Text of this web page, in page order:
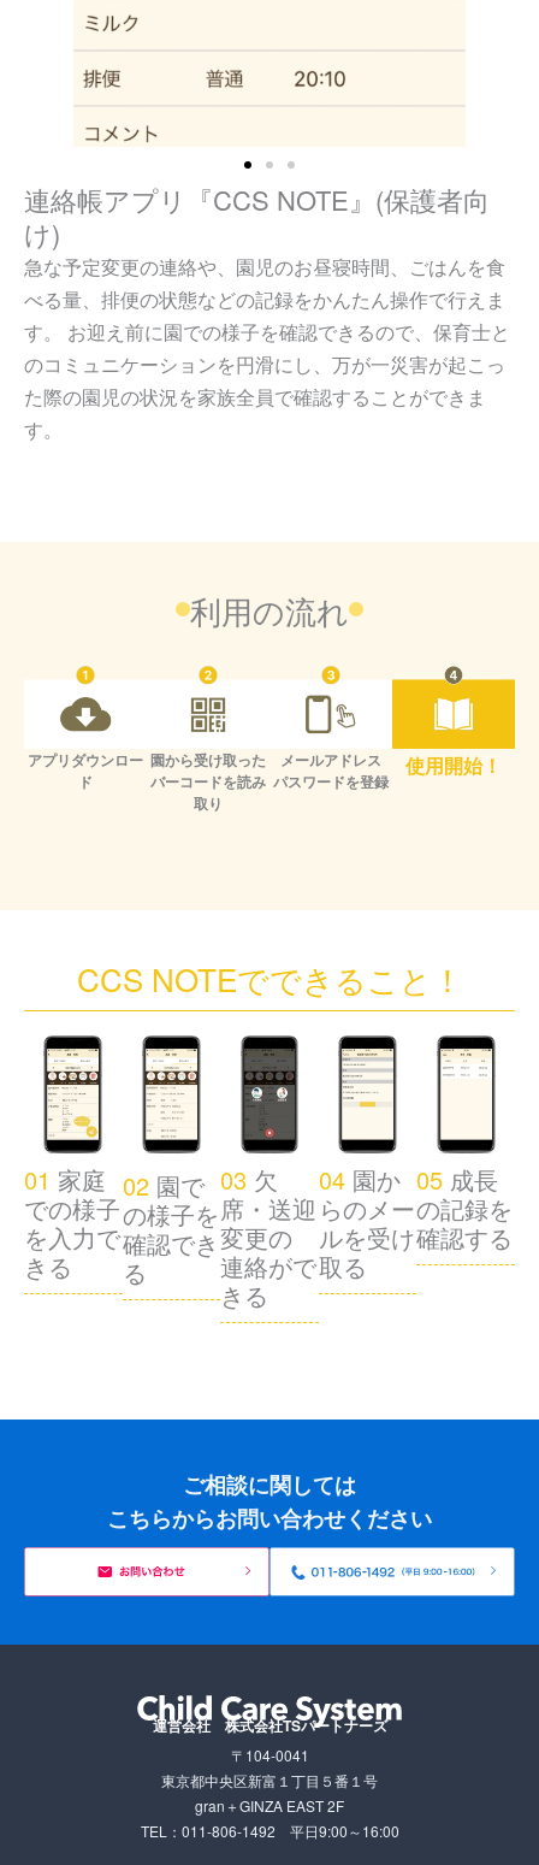
連絡帳アプリ『CCS NOTE』(保護者向
け)
急な予定変更の連絡や、園児のお昼寝時間、ごはんを食
べる量、排便の状態などの記録をかんたん操作で行えま
す。 お迎え前に園での様子を確認できるので、保育士と
のコミュニケーションを円滑にし、万が一災害が起こっ
た際の園児の状況を家族全員で確認することができま
す。
利用の流れ
アプリダウンロー
ド
園から受け取った
バーコードを読み
取り
メールアドレス
パスワードを登録
使用開始！
CCS NOTEでできること！
01 家庭
での様子
を入力で
きる
02園で
の様子を
確認でき
る
03 欠
席・送迎
変更の
連絡がで
きる
04園か
らのメー
ルを受け
取る
05 成長
の記録を
確認する
ご相談に関しては
こちらからお問い合わせください
運営会社 株式会社TSパートナーズ
〒104-0041
東京都中央区新富１丁目５番１号
gran＋GINZA EAST 2F
TEL：011-806-1492 平日9:00～16:00